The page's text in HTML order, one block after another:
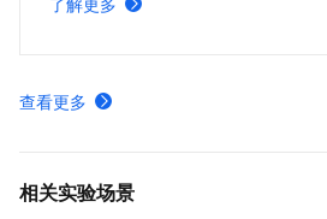
性伸缩，提升资源利用率，缩减资源
查看更多
相关实验场景